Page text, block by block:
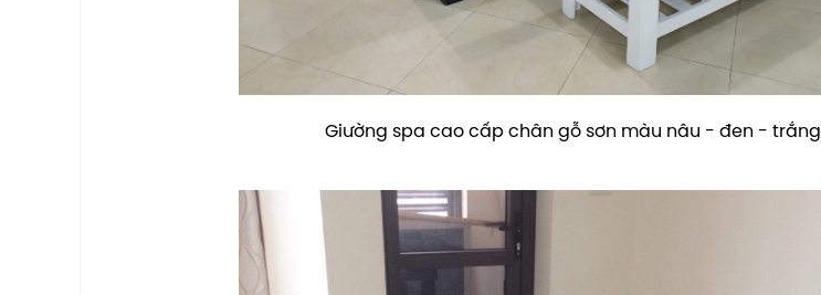
Giường spa cao cấp chân gỗ sơn màu nâu - đen - trắng